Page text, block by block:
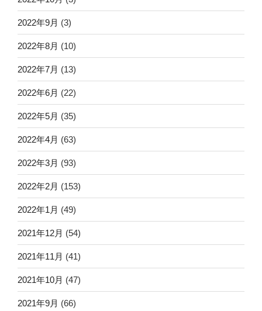
2022年9月 (3)
2022年8月 (10)
2022年7月 (13)
2022年6月 (22)
2022年5月 (35)
2022年4月 (63)
2022年3月 (93)
2022年2月 (153)
2022年1月 (49)
2021年12月 (54)
2021年11月 (41)
2021年10月 (47)
2021年9月 (66)